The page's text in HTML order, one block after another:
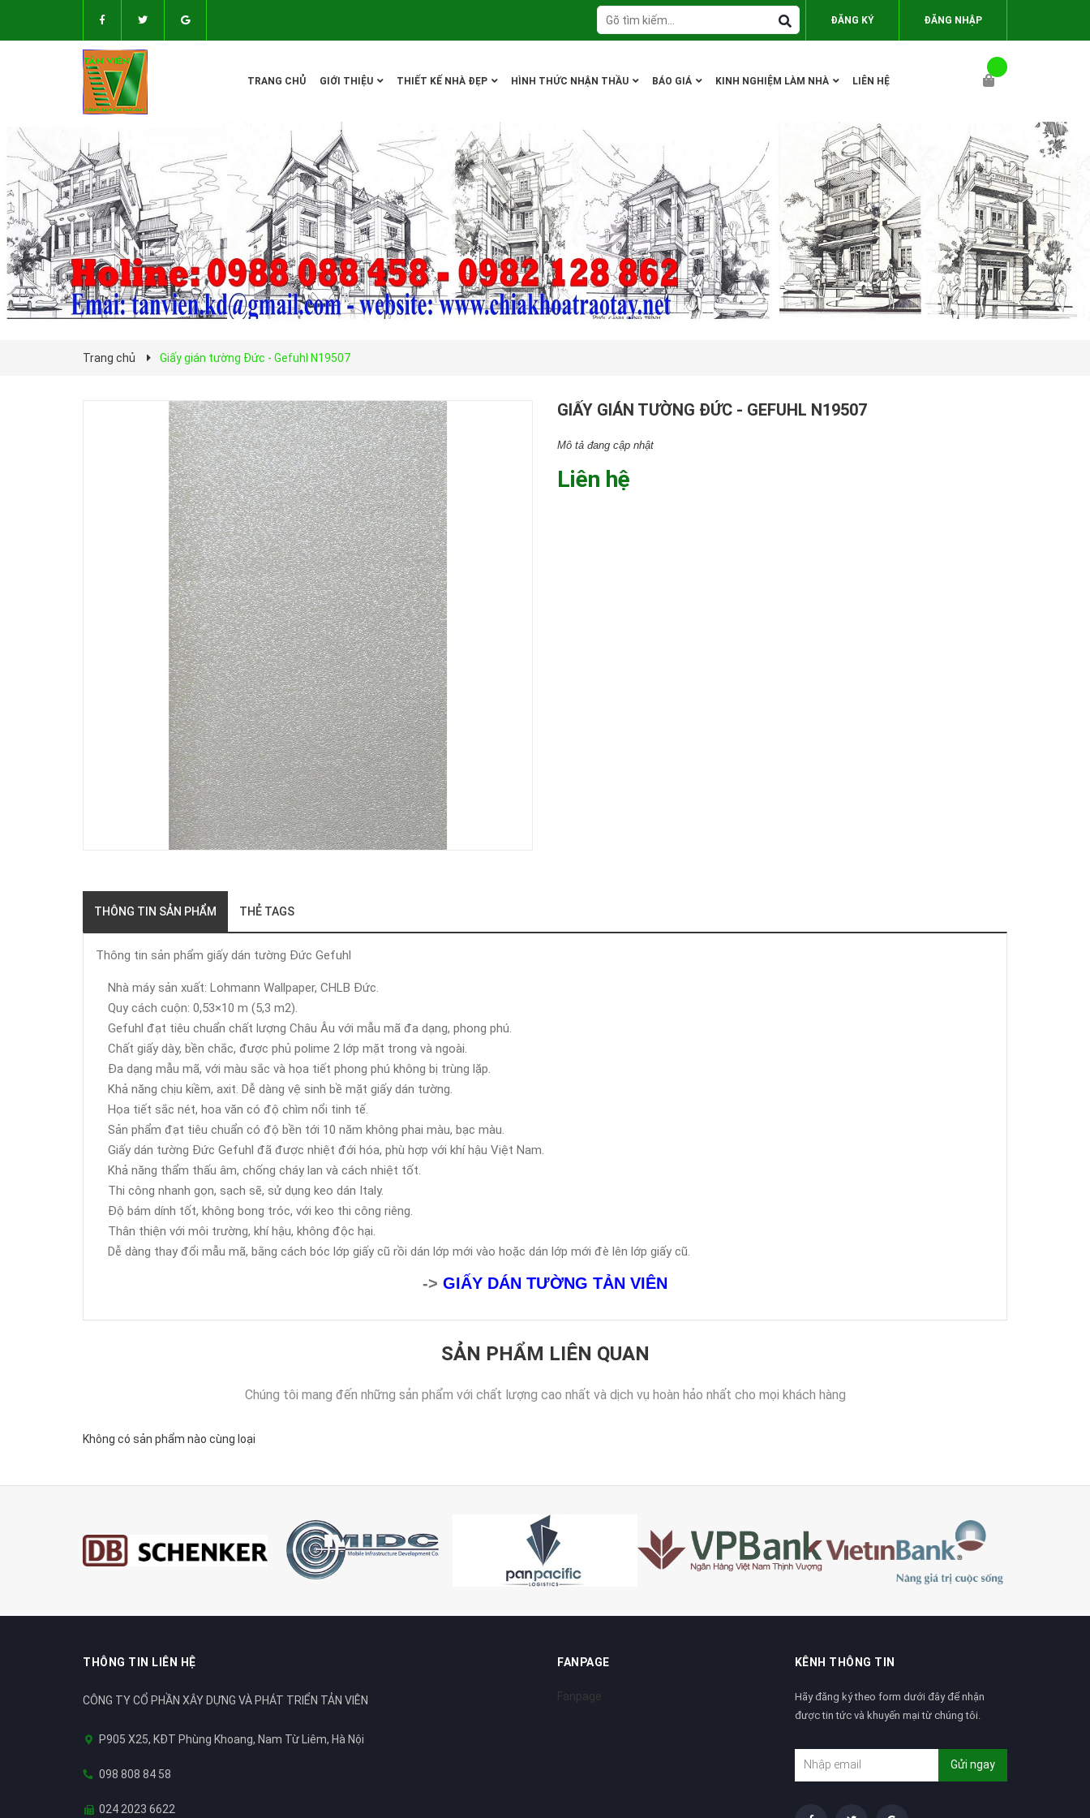
ĐĂNG KÝ ĐĂNG NHẬP
TRANG CHỦ GIỚI THIỆU THIẾT KẾ NHÀ ĐẸP HÌNH THỨC NHẬN THẦU BÁO GIÁ KINH NGHIỆM LÀM NHÀ LIÊN HỆ
Trang chủ Giấy gián tường Đức - Gefuhl N19507
GIẤY GIÁN TƯỜNG ĐỨC - GEFUHL N19507
Mô tả đang cập nhật
Liên hệ
THÔNG TIN SẢN PHẨM THẺ TAGS
Thông tin sản phẩm giấy dán tường Đức Gefuhl
Nhà máy sản xuất: Lohmann Wallpaper, CHLB Đức.
Quy cách cuộn: 0,53×10 m (5,3 m2).
Gefuhl đạt tiêu chuẩn chất lượng Châu Âu với mẫu mã đa dạng, phong phú.
Chất giấy dày, bền chắc, được phủ polime 2 lớp mặt trong và ngoài.
Đa dạng mẫu mã, với màu sắc và họa tiết phong phú không bị trùng lặp.
Khả năng chịu kiềm, axit. Dễ dàng vệ sinh bề mặt giấy dán tường.
Họa tiết sắc nét, hoa văn có độ chìm nổi tinh tế.
Sản phẩm đạt tiêu chuẩn có độ bền tới 10 năm không phai màu, bạc màu.
Giấy dán tường Đức Gefuhl đã được nhiệt đới hóa, phù hợp với khí hậu Việt Nam.
Khả năng thẩm thấu âm, chống cháy lan và cách nhiệt tốt.
Thi công nhanh gọn, sạch sẽ, sử dụng keo dán Italy.
Độ bám dính tốt, không bong tróc, với keo thi công riêng.
Thân thiện với môi trường, khí hậu, không độc hại.
Dễ dàng thay đổi mẫu mã, bằng cách bóc lớp giấy cũ rồi dán lớp mới vào hoặc dán lớp mới đè lên lớp giấy cũ.
-> GIẤY DÁN TƯỜNG TẢN VIÊN
SẢN PHẨM LIÊN QUAN
Chúng tôi mang đến những sản phẩm với chất lượng cao nhất và dịch vụ hoàn hảo nhất cho mọi khách hàng
Không có sản phẩm nào cùng loại
THÔNG TIN LIÊN HỆ
CÔNG TY CỔ PHẦN XÂY DỰNG VÀ PHÁT TRIỂN TẢN VIÊN
P905 X25, KĐT Phùng Khoang, Nam Từ Liêm, Hà Nội
098 808 84 58
024 2023 6622
FANPAGE
Fanpage
KÊNH THÔNG TIN
Hãy đăng ký theo form dưới đây để nhận
được tin tức và khuyến mại từ chúng tôi.
Gửi ngay